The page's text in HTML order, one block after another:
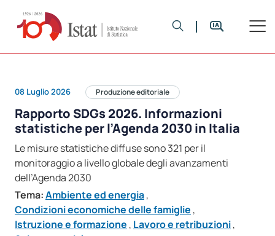
08 Luglio 2026 Produzione editoriale
Rapporto SDGs 2026. Informazioni
statistiche per l’Agenda 2030 in Italia
Le misure statistiche diffuse sono 321 per il
monitoraggio a livello globale degli avanzamenti
dell’Agenda 2030
Tema:Ambiente ed energia,
Condizioni economiche delle famiglie ,
Istruzione e formazione , Lavoro e retribuzioni,